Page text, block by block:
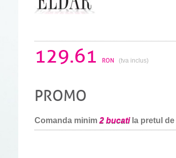
129.61 RON (tva inclus)
PROMO
Comanda minim 2 bucatila pretul de